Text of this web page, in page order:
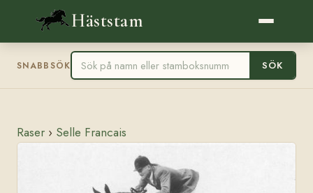
Häststam
SNABBSÖK SÖK
Raser › Selle Francais